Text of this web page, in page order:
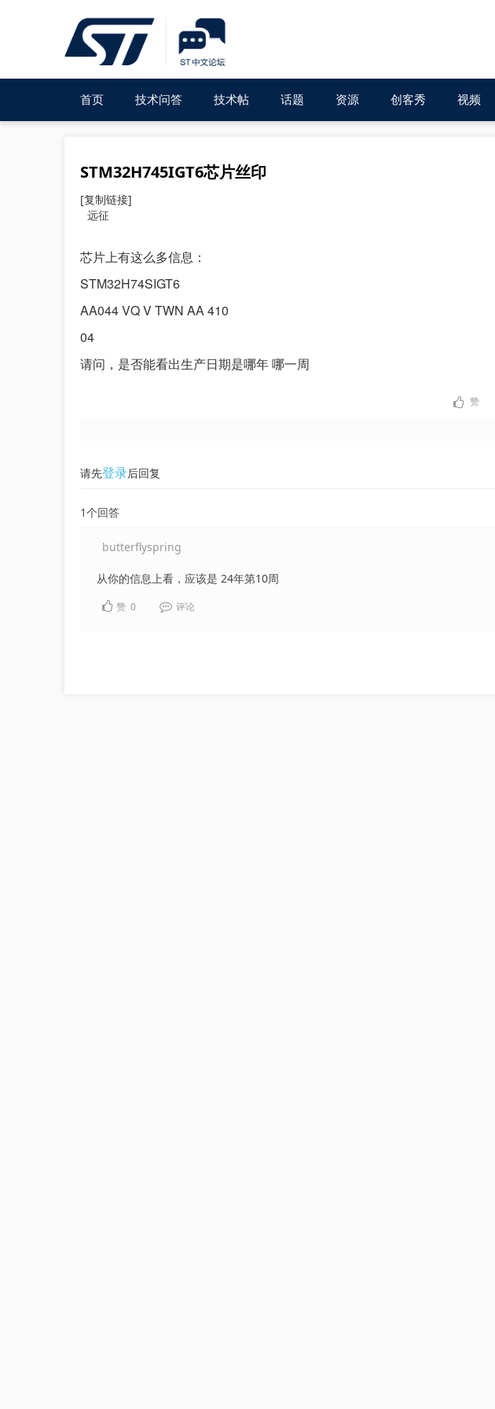
首页 技术问答 技术帖 话题 资源 创客秀 视频
STM32H745IGT6芯片丝印
[复制链接]
远征
芯片上有这么多信息：
STM32H74SIGT6
AA044 VQ V TWN AA 410
04
请问，是否能看出生产日期是哪年 哪一周
赞
请先登录后回复
1个回答
butterflyspring
从你的信息上看，应该是 24年第10周
赞 0 评论